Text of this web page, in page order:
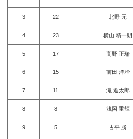
3 22 北野 元
4 23 横山 精一朗
5 17 高野 正瑞
6 15 前田 洋冶
7 11 滝 進太郎
8 8 浅岡 重輝
9 5 古平 勝